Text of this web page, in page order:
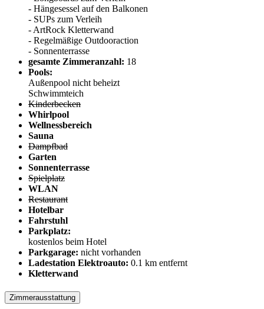
- Hängesessel auf den Balkonen
- SUPs zum Verleih
- ArtRock Kletterwand
- Regelmäßige Outdooraction
- Sonnenterrasse
gesamte Zimmeranzahl: 18
Pools:
Außenpool nicht beheizt
Schwimmteich
Kinderbecken
Whirlpool
Wellnessbereich
Sauna
Dampfbad
Garten
Sonnenterrasse
Spielplatz
WLAN
Restaurant
Hotelbar
Fahrstuhl
Parkplatz:
kostenlos beim Hotel
Parkgarage: nicht vorhanden
Ladestation Elektroauto: 0.1 km entfernt
Kletterwand
Zimmerausstattung